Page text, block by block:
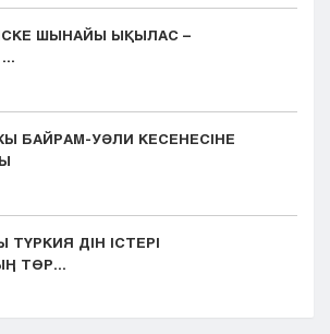
ШЫНАЙЫ ЫҚЫЛАС –
БАЙРАМ-УӘЛИ КЕСЕНЕСІНЕ
ДІН ІСТЕРІ
ТӨР...